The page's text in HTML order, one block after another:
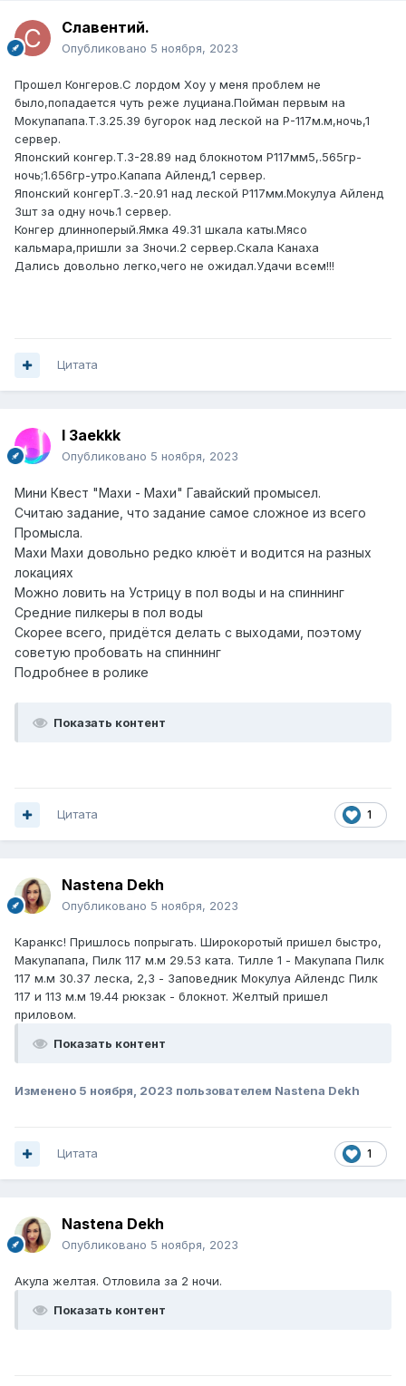
Славентий.
Опубликовано 5 ноября, 2023
Прошел Конгеров.С лордом Хоу у меня проблем не
было,попадается чуть реже луциана.Пойман первым на
Мокупапапа.Т.З.25.39 бугорок над леской на Р-117м.м,ночь,1
сервер.
Японский конгер.Т.З-28.89 над блокнотом Р117мм5,.565гр-
ночь;1.656гр-утро.Капапа Айленд,1 сервер.
Японский конгерТ.З.-20.91 над леской Р117мм.Мокулуа Айленд
3шт за одну ночь.1 сервер.
Конгер длинноперый.Ямка 49.31 шкала каты.Мясо
кальмара,пришли за 3ночи.2 сервер.Скала Канаха
Дались довольно легко,чего не ожидал.Удачи всем!!!
Цитата
I 3aekkk
Опубликовано 5 ноября, 2023
Мини Квест "Махи - Махи" Гавайский промысел.
Считаю задание, что задание самое сложное из всего
Промысла.
Махи Махи довольно редко клюёт и водится на разных
локациях
Можно ловить на Устрицу в пол воды и на спиннинг
Средние пилкеры в пол воды
Скорее всего, придётся делать с выходами, поэтому
советую пробовать на спиннинг
Подробнее в ролике
Показать контент
1
Цитата
Nastena Dekh
Опубликовано 5 ноября, 2023
Каранкс! Пришлось попрыгать. Широкоротый пришел быстро,
Макупапапа, Пилк 117 м.м 29.53 ката. Тилле 1 - Макупапа Пилк
117 м.м 30.37 леска, 2,3 - Заповедник Мокулуа Айлендс Пилк
117 и 113 м.м 19.44 рюкзак - блокнот. Желтый пришел
приловом.
Показать контент
Изменено 5 ноября, 2023 пользователем Nastena Dekh
1
Цитата
Nastena Dekh
Опубликовано 5 ноября, 2023
Акула желтая. Отловила за 2 ночи.
Показать контент